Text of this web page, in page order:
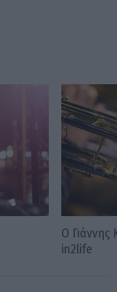
Ο Γιάννης
in2life